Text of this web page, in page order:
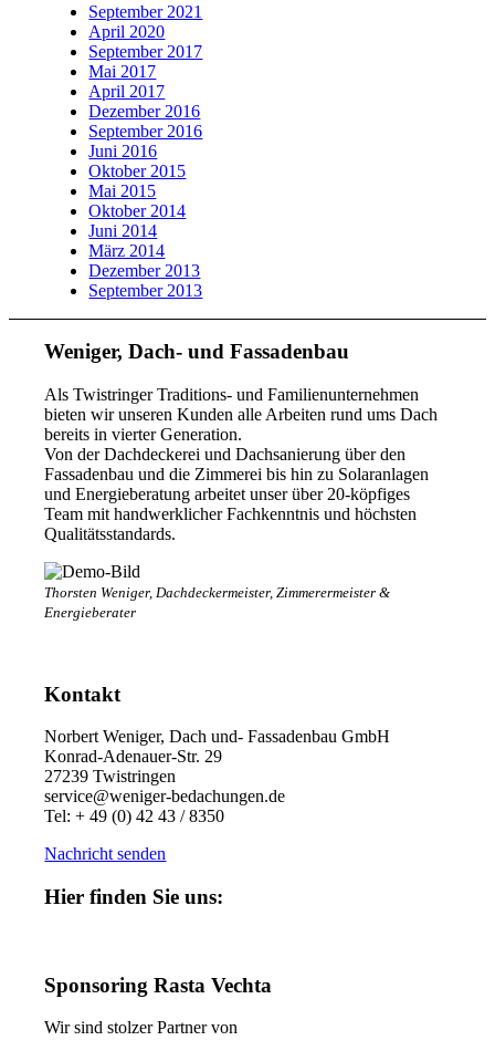
September 2021
April 2020
September 2017
Mai 2017
April 2017
Dezember 2016
September 2016
Juni 2016
Oktober 2015
Mai 2015
Oktober 2014
Juni 2014
März 2014
Dezember 2013
September 2013
Weniger, Dach- und Fassadenbau
Als Twistringer Traditions- und Familienunternehmen
bieten wir unseren Kunden alle Arbeiten rund ums Dach
bereits in vierter Generation.
Von der Dachdeckerei und Dachsanierung über den
Fassadenbau und die Zimmerei bis hin zu Solaranlagen
und Energieberatung arbeitet unser über 20-köpfiges
Team mit handwerklicher Fachkenntnis und höchsten
Qualitätsstandards.
Thorsten Weniger, Dachdeckermeister, Zimmerermeister &
Energieberater
Kontakt
Norbert Weniger, Dach und- Fassadenbau GmbH
Konrad-Adenauer-Str. 29
27239 Twistringen
service@weniger-bedachungen.de
Tel: + 49 (0) 42 43 / 8350
Nachricht senden
Hier finden Sie uns:
Sponsoring Rasta Vechta
Wir sind stolzer Partner von